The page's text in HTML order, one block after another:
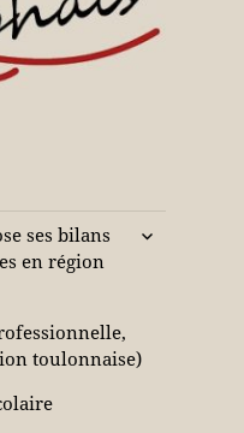
et
jeunes
ses bilans
en région
ouvrir
toulonnaise)